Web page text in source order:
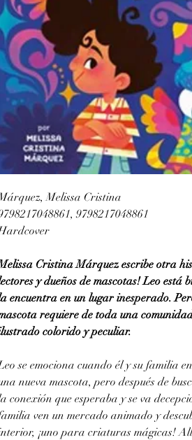
Melissa Cristina
9798217048861
Cristina Márquez escribe otra
y dueños de mascotas! Leo
encuentra en un lugar inesperado.
requiere de toda una
colorido y peculiar.
se emociona cuando él y su familia
nueva mascota, pero después de
conexión que esperaba y se va
ven un mercado animado y
¡uno para criaturas mágicas!